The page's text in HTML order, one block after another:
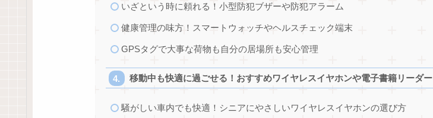
いざという時に頼れる！小型防犯ブザーや防犯アラーム
健康管理の味方！スマートウォッチやヘルスチェック端末
GPSタグで大事な荷物も自分の居場所も安心管理
移動中も快適に過ごせる！おすすめワイヤレスイヤホンや電子書籍リーダー
騒がしい車内でも快適！シニアにやさしいワイヤレスイヤホンの選び方